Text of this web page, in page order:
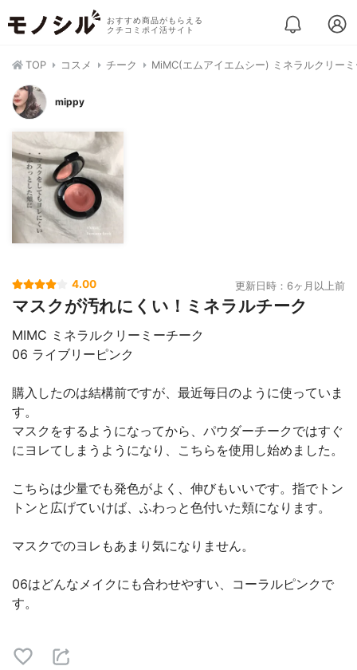
おすすめ商品がもらえる
クチコミポイ活サイト
TOP コスメ チーク MiMC(エムアイエムシー) ミネラルクリー
mippy
4.00 更新日時：6ヶ月以上前
マスクが汚れにくい！ミネラルチーク
MIMC ミネラルクリーミーチーク
06 ライブリーピンク
購入したのは結構前ですが、最近毎日のように使っていま
す。
マスクをするようになってから、パウダーチークではすぐ
にヨレてしまうようになり、こちらを使用し始めました。
こちらは少量でも発色がよく、伸びもいいです。指でトン
トンと広げていけば、ふわっと色付いた頬になります。
マスクでのヨレもあまり気になりません。
06はどんなメイクにも合わせやすい、コーラルピンクで
す。